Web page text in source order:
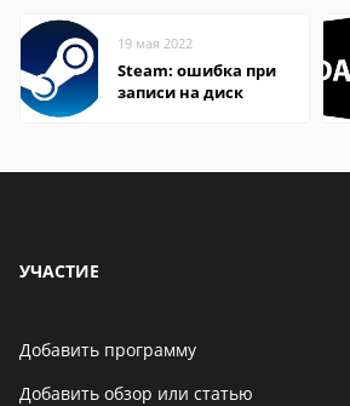
19 мая 2022
Steam: ошибка при
записи на диск
УЧАСТИЕ
Добавить программу
Добавить обзор или статью